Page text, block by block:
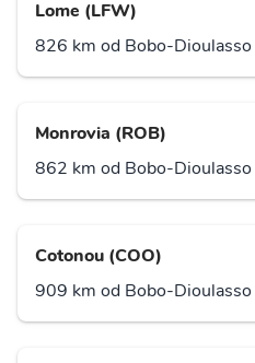
Lome (LFW)
826 km od Bobo-Dioulasso
Monrovia (ROB)
862 km od Bobo-Dioulasso
Cotonou (COO)
909 km od Bobo-Dioulasso